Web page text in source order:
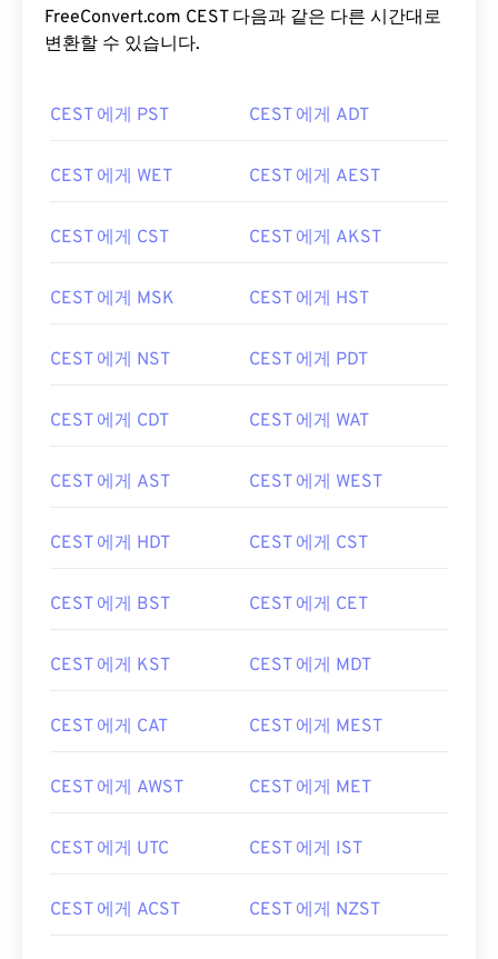
FreeConvert.com CEST 다음과 같은 다른 시간대로
변환할 수 있습니다.
CEST 에게 PST CEST 에게 ADT
CEST 에게 WET CEST 에게 AEST
CEST 에게 CST CEST 에게 AKST
CEST 에게 MSK CEST 에게 HST
CEST 에게 NST CEST 에게 PDT
CEST 에게 CDT CEST 에게 WAT
CEST 에게 AST CEST 에게 WEST
CEST 에게 HDT CEST 에게 CST
CEST 에게 BST CEST 에게 CET
CEST 에게 KST CEST 에게 MDT
CEST 에게 CAT CEST 에게 MEST
CEST 에게 AWST CEST 에게 MET
CEST 에게 UTC CEST 에게 IST
CEST 에게 ACST CEST 에게 NZST